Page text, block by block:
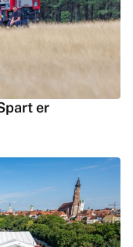
er